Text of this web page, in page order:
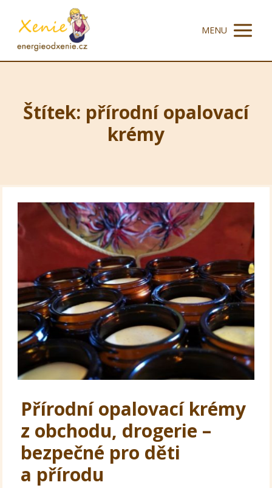
MENU
Štítek: přírodní opalovací
krémy
Přírodní opalovací krémy
z obchodu, drogerie –
bezpečné pro děti
a přírodu